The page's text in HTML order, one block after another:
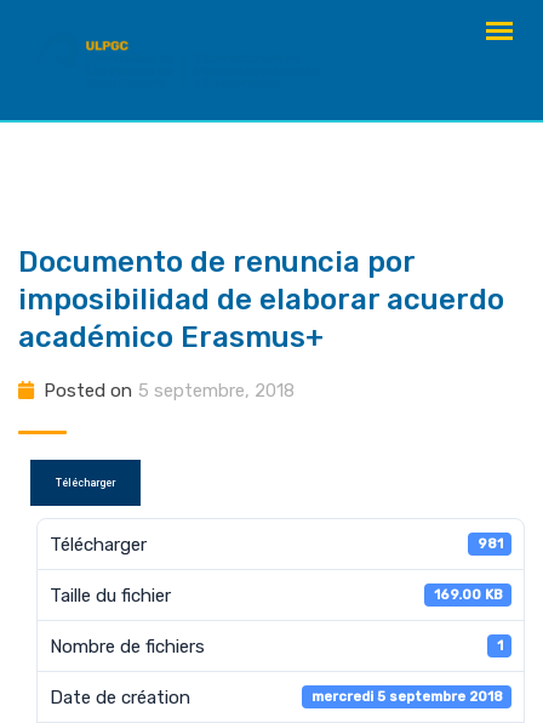
Documento de renuncia por
imposibilidad de elaborar acuerdo
académico Erasmus+
Posted on 5 septembre, 2018
Télécharger
Télécharger 981
Taille du fichier 169.00 KB
Nombre de fichiers 1
Date de création mercredi 5 septembre 2018